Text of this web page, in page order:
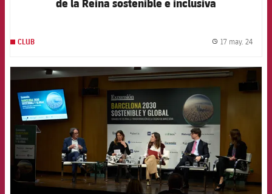
de la Reina sostenible e inclusiva
CLUB 17 may. 24
FCB Barcelona badge